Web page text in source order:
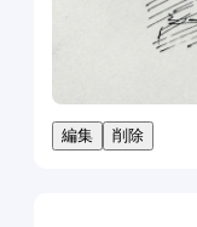
編集 削除